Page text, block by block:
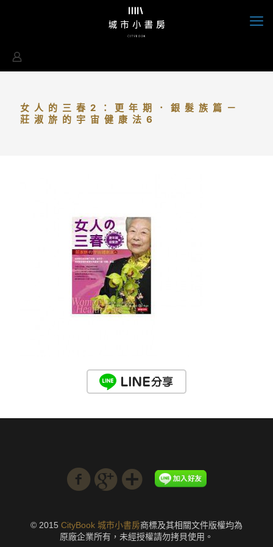
女人的三春2：更年期．銀髮族篇－
莊淑旂的宇宙健康法6
© 2015 CityBook 城市小書房商標及其相關文件版權均為
原廠企業所有，未經授權請勿拷貝使用。